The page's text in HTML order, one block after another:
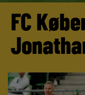
FC